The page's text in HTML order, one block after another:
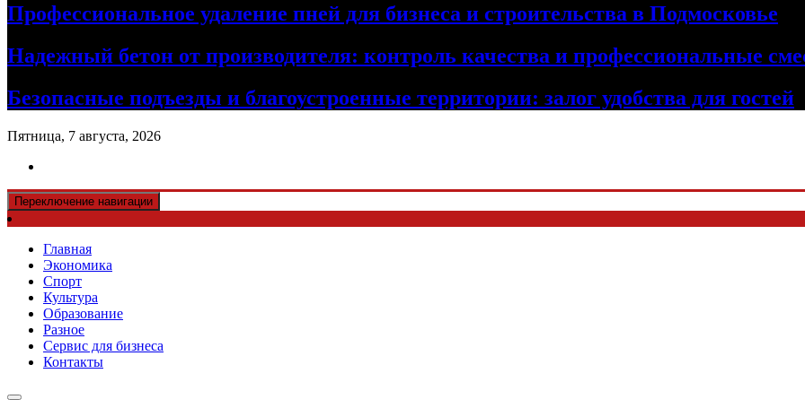
Профессиональное удаление пней для бизнеса и строительства в Подмосковье
Надежный бетон от производителя: контроль качества и профессиональные
Безопасные подъезды и благоустроенные территории: залог удобства для гостей
Пятница, 7 августа, 2026
Переключение навигации
Главная
Экономика
Спорт
Культура
Образование
Разное
Сервис для бизнеса
Контакты